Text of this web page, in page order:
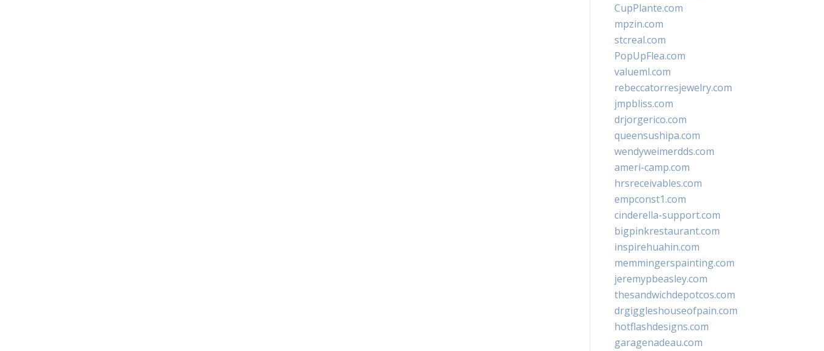
CupPlante.com
mpzin.com
stcreal.com
PopUpFlea.com
valueml.com
rebeccatorresjewelry.com
jmpbliss.com
drjorgerico.com
queensushipa.com
wendyweimerdds.com
ameri-camp.com
hrsreceivables.com
empconst1.com
cinderella-support.com
bigpinkrestaurant.com
inspirehuahin.com
memmingerspainting.com
jeremypbeasley.com
thesandwichdepotcos.com
drgiggleshouseofpain.com
hotflashdesigns.com
garagenadeau.com